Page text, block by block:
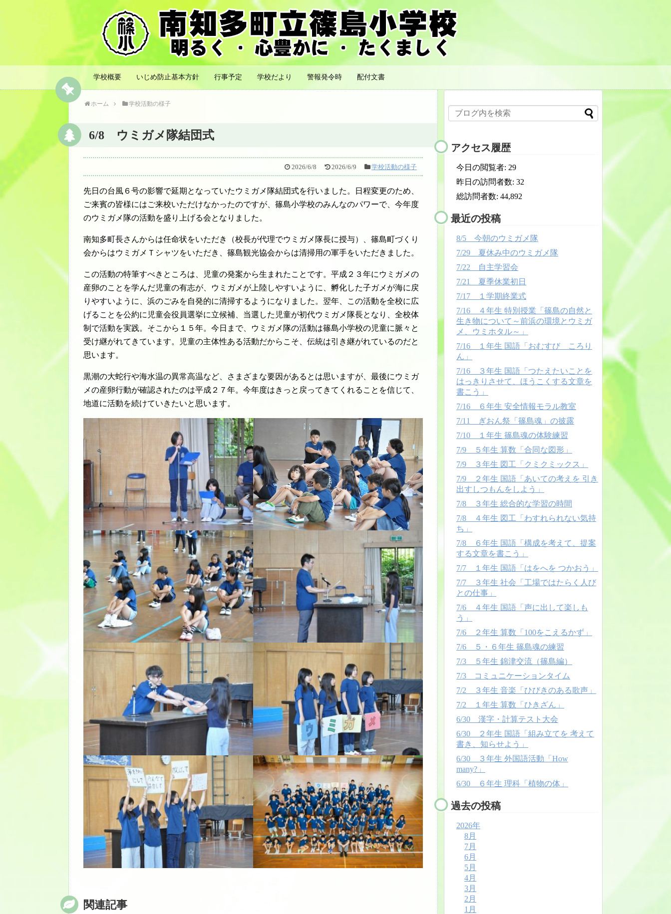
学校概要 いじめ防止基本方針 行事予定 学校だより 警報発令時 配付文書
ホーム 学校活動の様子
6/8 ウミガメ隊結団式
2026/6/8 2026/6/9 学校活動の様子
先日の台風６号の影響で延期となっていたウミガメ隊結団式を行いました。日程変更のため、
ご来賓の皆様にはご来校いただけなかったのですが、篠島小学校のみんなのパワーで、今年度
のウミガメ隊の活動を盛り上げる会となりました。
南知多町長さんからは任命状をいただき（校長が代理でウミガメ隊長に授与）、篠島町づくり
会からはウミガメＴシャツをいただき、篠島観光協会からは清掃用の軍手をいただきました。
この活動の特筆すべきところは、児童の発案から生まれたことです。平成２３年にウミガメの
産卵のことを学んだ児童の有志が、ウミガメが上陸しやすいように、孵化した子ガメが海に戻
りやすいように、浜のごみを自発的に清掃するようになりました。翌年、この活動を全校に広
げることを公約に児童会役員選挙に立候補、当選した児童が初代ウミガメ隊長となり、全校体
制で活動を実践。そこから１５年。今日まで、ウミガメ隊の活動は篠島小学校の児童に脈々と
受け継がれてきています。児童の主体性ある活動だからこそ、伝統は引き継がれているのだと
思います。
黒潮の大蛇行や海水温の異常高温など、さまざまな要因があるとは思いますが、最後にウミガ
メの産卵行動が確認されたのは平成２７年。今年度はきっと戻ってきてくれることを信じて、
地道に活動を続けていきたいと思います。
関連記事
アクセス履歴
今日の閲覧者: 29
昨日の訪問者数: 32
総訪問者数: 44,892
最近の投稿
8/5 今朝のウミガメ隊
7/29 夏休み中のウミガメ隊
7/22 自主学習会
7/21 夏季休業初日
7/17 １学期終業式
7/16 ４年生 特別授業「篠島の自然と
生き物について～前浜の環境とウミガ
メ、ウミホタル～」
7/16 １年生 国語「おむすび ころり
ん」
7/16 ３年生 国語「つたえたいことを
はっきりさせて、ほうこくする文章を
書こう」
7/16 ６年生 安全情報モラル教室
7/11 ぎおん祭「篠島魂」の披露
7/10 １年生 篠島魂の体験練習
7/9 ５年生 算数「合同な図形」
7/9 ３年生 図工「クミクミックス」
7/9 ２年生 国語「あいての考えを 引き
出すしつもんをしよう」
7/8 ３年生 総合的な学習の時間
7/8 ４年生 図工「わすれられない気持
ち」
7/8 ６年生 国語「構成を考えて、提案
する文章を書こう」
7/7 １年生 国語「はをへを つかおう」
7/7 ３年生 社会「工場ではたらく人び
との仕事」
7/6 ４年生 国語「声に出して楽しも
う」
7/6 ２年生 算数「100をこえるかず」
7/6 ５・６年生 篠島魂の練習
7/3 ５年生 錦津交流（篠島編）
7/3 コミュニケーションタイム
7/2 ３年生 音楽「ひびきのある歌声」
7/2 １年生 算数「ひきざん」
6/30 漢字・計算テスト大会
6/30 ２年生 国語「組み立てを 考えて
書き、知らせよう」
6/30 ３年生 外国語活動「How
many?」
6/30 ６年生 理科「植物の体」
過去の投稿
2026年
8月
7月
6月
5月
4月
3月
2月
1月